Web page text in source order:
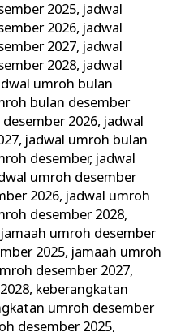
2025, jadwal
2026, jadwal
2027, jadwal
2028, jadwal
umroh bulan
bulan desember
2026, jadwal
, jadwal umroh bulan
desember, jadwal
umroh desember
2026, jadwal umroh
desember 2028,
jamaah umroh desember
2025, jamaah umroh
desember 2027,
, keberangkatan
umroh desember
desember 2025,